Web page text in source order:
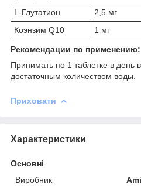
L-Глутатион 2,5 мг
Коэнзим Q10
1 мг
Рекомендации по применению:
Принимать по 1 таблетке в день
достаточным количеством воды.
Приховати
Характеристики
Основні
Виробник